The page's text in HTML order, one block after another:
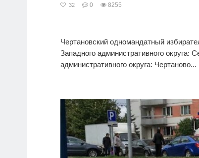
32 0 8255
Чертановский одномандатный
Западного административного
административного округа: Чертаново...